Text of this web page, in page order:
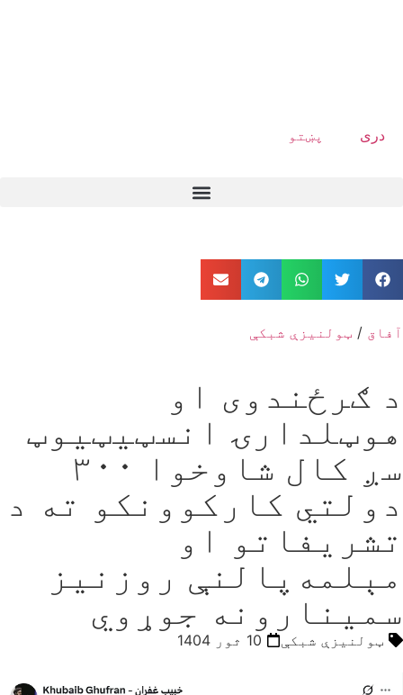
دری پښتو
آفاق / ټولنیزې شبکې
د ګرځندوی او
هوټلدارۍ انسټیټیوټ
سږ کال شاوخوا ۳۰۰
دولتي کارکوونکو ته د
تشریفاتو او
مېلمه‌پالنې روزنیز
سمینارونه جوړوي
ټولنیزې شبکې 10 ثور 1404